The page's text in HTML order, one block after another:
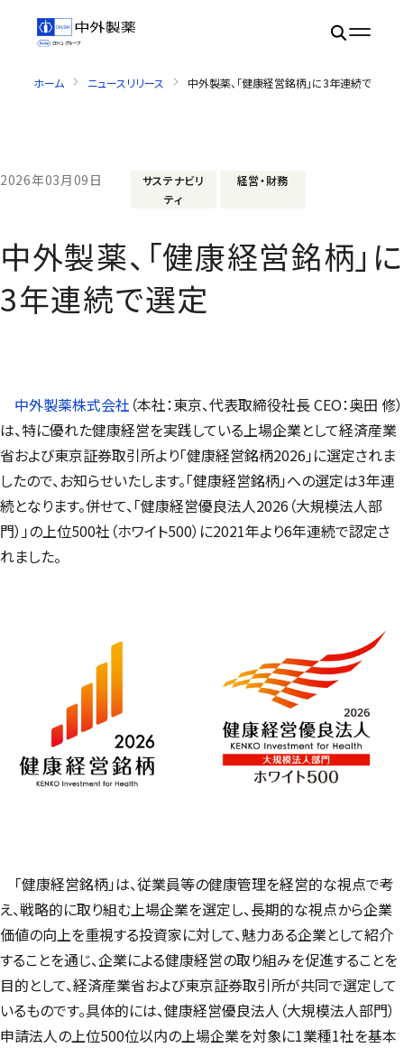
ホーム ニュースリリース 中外製薬、「健康経営銘柄」に3年連続で選定
2026年03月09日
サステナビリ
ティ
経営・財務
中外製薬、「健康経営銘柄」に
3年連続で選定
中外製薬株式会社 （本社：東京、代表取締役社長 CEO：奥田 修）
は、特に優れた健康経営を実践している上場企業として経済産業
省および東京証券取引所より「健康経営銘柄2026」に選定されま
したので、お知らせいたします。「健康経営銘柄」への選定は3年連
続となります。併せて、「健康経営優良法人2026（大規模法人部
門）」の上位500社（ホワイト500）に2021年より6年連続で認定さ
れました。
「健康経営銘柄」は、従業員等の健康管理を経営的な視点で考
え、戦略的に取り組む上場企業を選定し、長期的な視点から企業
価値の向上を重視する投資家に対して、魅力ある企業として紹介
することを通じ、企業による健康経営の取り組みを促進することを
目的として、経済産業省および東京証券取引所が共同で選定して
いるものです。具体的には、健康経営優良法人（大規模法人部門）
申請法人の上位500位以内の上場企業を対象に1業種1社を基本